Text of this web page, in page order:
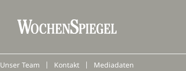
Unser Team Kontakt Mediadaten